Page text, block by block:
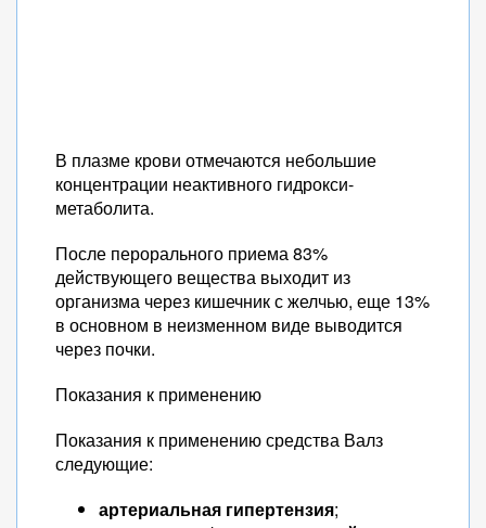
В плазме крови отмечаются небольшие
концентрации неактивного гидрокси-
метаболита.
После перорального приема 83%
действующего вещества выходит из
организма через кишечник с желчью, еще 13%
в основном в неизменном виде выводится
через почки.
Показания к применению
Показания к применению средства Валз
следующие:
артериальная гипертензия;